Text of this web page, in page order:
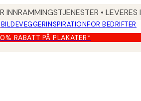
INNRAMMINGSTJENESTER •
BILDEVEGGERINSPIRATIONFOR BEDRIFTER
RABATT PÅ PLAKATER*